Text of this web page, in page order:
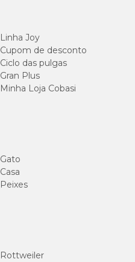
Linha Joy
Cupom de desconto
Ciclo das pulgas
Gran Plus
Minha Loja Cobasi
Gato
Casa
Peixes
Rottweiler